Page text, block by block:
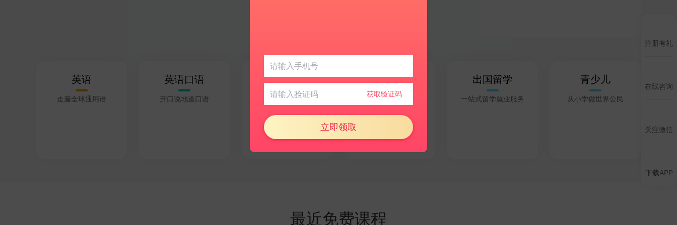
英语
走遍全球通用语
英语口语
开口说地道口语
日语
文化相近好上手
更多语言
探索小众新世界
出国留学
一站式留学就业服务
青少儿
从小学做世界公民
最近免费课程
注册有礼
在线咨询
关注微信
下载APP
获取验证码
立即领取